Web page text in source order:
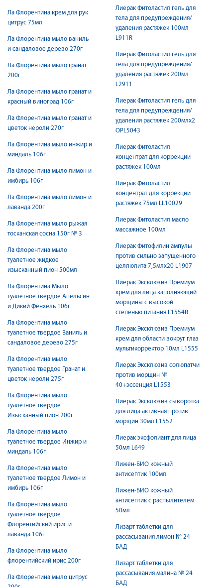
Ла Флорентина крем для рук
цитрус 75мл
Ла Флорентина мыло ваниль
и сандаловое дерево 270г
Ла Флорентина мыло гранат
200г
Ла Флорентина мыло гранат и
красный виноград 106г
Ла Флорентина мыло гранат и
цветок нероли 270г
Ла Флорентина мыло инжир и
миндаль 106г
Ла Флорентина мыло лимон и
имбирь 106г
Ла Флорентина мыло лимон и
лаванда 200г
Ла Флорентина мыло рыжая
тосканская сосна 150г № 3
Ла Флорентина мыло
туалетное жидкое
изысканный пион 500мл
Ла Флорентина Мыло
туалетное твердое Апельсин
и Дикий Фенхель 106г
Ла Флорентина мыло
туалетное твердое Ваниль и
сандаловое дерево 275г
Ла Флорентина мыло
туалетное твердое Гранат и
цветок нероли 275г
Ла Флорентина мыло
туалетное твердое
Изысканный пион 200г
Ла Флорентина мыло
туалетное твердое Инжир и
миндаль 106г
Ла Флорентина мыло
туалетное твердое Лимон и
имбирь 106г
Ла Флорентина мыло
туалетное твердое
Флорентийский ирис и
лаванда 106г
Ла Флорентина мыло
флорентийский ирис 200г
Ла Флорентина мыло цитрус
Лиерак Фитоластил гель для
тела для предупреждения/
удаления растяжек 100мл
L911R
Лиерак Фитоластил гель для
тела для предупреждения/
удаления растяжек 200мл
L2911
Лиерак Фитоластил гель для
тела для предупреждения/
удаления растяжек 200млх2
OPL5043
Лиерак Фитоластил
концентрат для коррекции
растяжек 100мл
Лиерак Фитоластил
концентрат для коррекции
растяжек 75мл LL10029
Лиерак Фитоластил масло
массажное 100мл
Лиерак Фитофилин ампулы
против сильно запущенного
целлюлита 7,5млх20 L1907
Лиерак Эксклюзив Премиум
крем для лица заполняющий
морщины с высокой
степенью питания L1554R
Лиерак Эксклюзив Премиум
крем для области вокруг глаз
мультикорректор 10мл L1555
Лиерак Эксклюзив солюпатчи
против морщин №
40+эссенция L1553
Лиерак Эксклюзив сыворотка
для лица активная против
морщин 30мл L1552
Лиерак эксфолиант для лица
50мл L649
Лижен-БИО кожный
антисептик 100мл
Лижен-БИО кожный
антисептик с распылителем
50мл
Лизарт таблетки для
рассасывания лимон № 24
БАД
Лизарт таблетки для
рассасывания малина № 24
БАД